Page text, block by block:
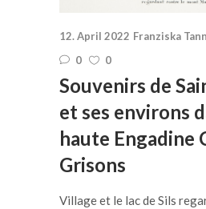
12. April 2022 Franziska
0
0
Souvenirs de
et ses environs
haute Engadine
Grisons
Village et le lac de Sils